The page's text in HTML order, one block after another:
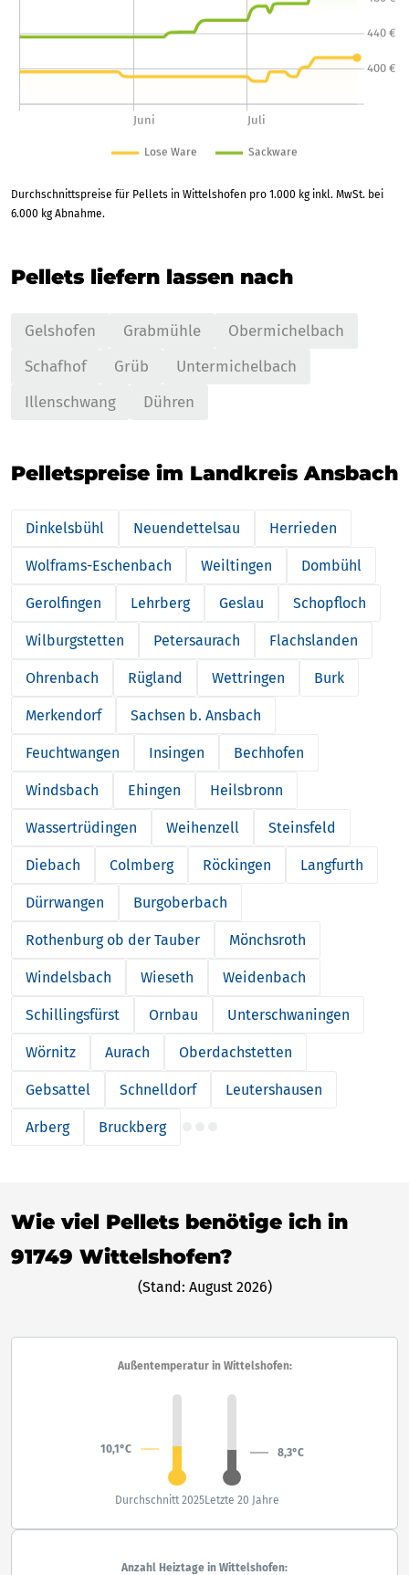
Durchschnittspreise für Pellets in Wittelshofen pro 1.000 kg inkl. MwSt. bei
6.000 kg Abnahme.
Pellets liefern lassen nach
Gelshofen Grabmühle
Obermichelbach
Schafhof
Grüb
Untermichelbach
Illenschwang
Dühren
Pelletspreise im Landkreis Ansbach
Dinkelsbühl Neuendettelsau Herrieden
Wolframs-Eschenbach Weiltingen Dombühl
Gerolfingen Lehrberg Geslau Schopfloch
Wilburgstetten Petersaurach Flachslanden
Ohrenbach Rügland Wettringen Burk
Merkendorf Sachsen b. Ansbach
Feuchtwangen Insingen Bechhofen
Windsbach Ehingen Heilsbronn
Wassertrüdingen Weihenzell Steinsfeld
Diebach Colmberg Röckingen Langfurth
Dürrwangen Burgoberbach
Rothenburg ob der Tauber Mönchsroth
Windelsbach Wieseth Weidenbach
Schillingsfürst Ornbau Unterschwaningen
Wörnitz Aurach Oberdachstetten
Gebsattel Schnelldorf Leutershausen
Arberg Bruckberg
Wie viel Pellets benötige ich in
91749 Wittelshofen?
(Stand: August 2026)
Außentemperatur in Wittelshofen:
10,1°C 8,3°C
Durchschnitt 2025Letzte 20 Jahre
Anzahl Heiztage in Wittelshofen: